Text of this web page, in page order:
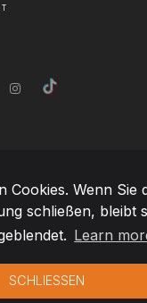
Cookies. Wenn Sie
schließen, bleibt
Learn
SCHLIESSEN
Team Extension AG Liechtenstein -
Nutzung dieser Website
und unserer